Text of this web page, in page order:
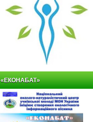
«ЕКОНАБАТ»